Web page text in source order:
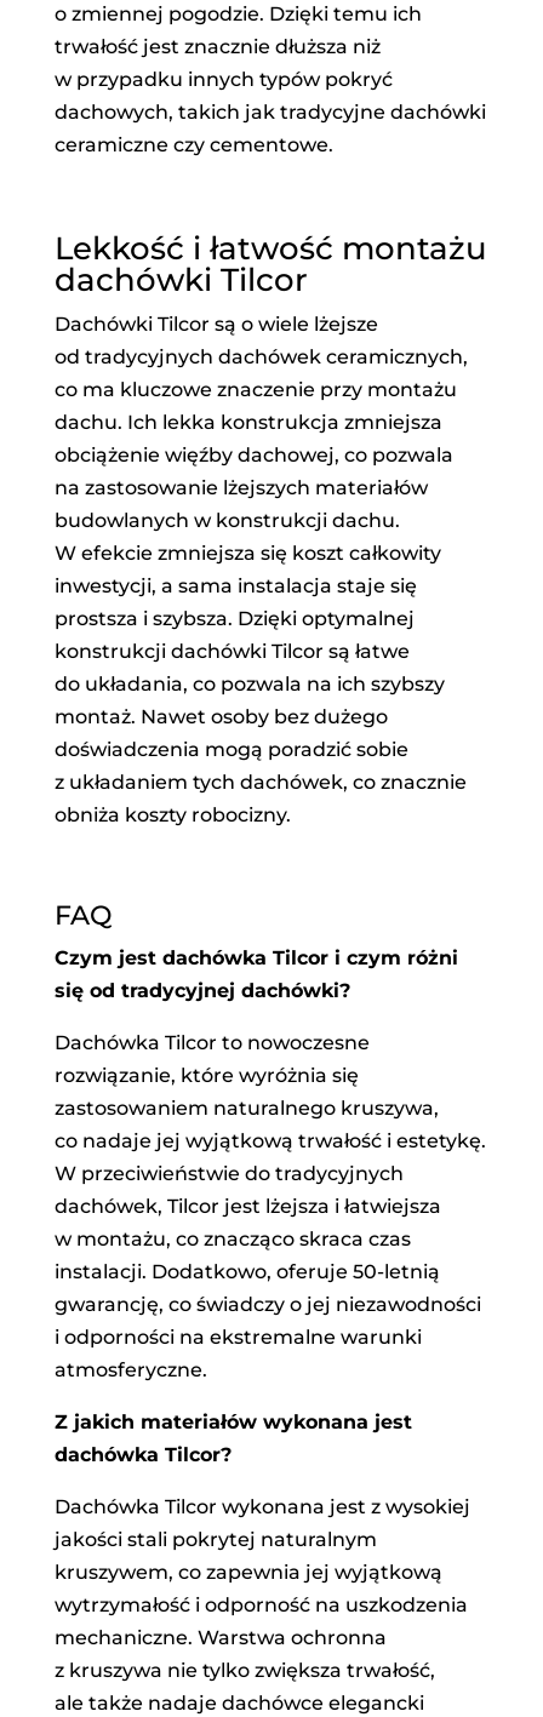
o zmiennej pogodzie. Dzięki temu ich
trwałość jest znacznie dłuższa niż
w przypadku innych typów pokryć
dachowych, takich jak tradycyjne dachówki
ceramiczne czy cementowe.
Lekkość i łatwość montażu
dachówki Tilcor
Dachówki Tilcor są o wiele lżejsze
od tradycyjnych dachówek ceramicznych,
co ma kluczowe znaczenie przy montażu
dachu. Ich lekka konstrukcja zmniejsza
obciążenie więźby dachowej, co pozwala
na zastosowanie lżejszych materiałów
budowlanych w konstrukcji dachu.
W efekcie zmniejsza się koszt całkowity
inwestycji, a sama instalacja staje się
prostsza i szybsza. Dzięki optymalnej
konstrukcji dachówki Tilcor są łatwe
do układania, co pozwala na ich szybszy
montaż. Nawet osoby bez dużego
doświadczenia mogą poradzić sobie
z układaniem tych dachówek, co znacznie
obniża koszty robocizny.
FAQ
Czym jest dachówka Tilcor i czym różni
się od tradycyjnej dachówki?
Dachówka Tilcor to nowoczesne
rozwiązanie, które wyróżnia się
zastosowaniem naturalnego kruszywa,
co nadaje jej wyjątkową trwałość i estetykę.
W przeciwieństwie do tradycyjnych
dachówek, Tilcor jest lżejsza i łatwiejsza
w montażu, co znacząco skraca czas
instalacji. Dodatkowo, oferuje 50-letnią
gwarancję, co świadczy o jej niezawodności
i odporności na ekstremalne warunki
atmosferyczne.
Z jakich materiałów wykonana jest
dachówka Tilcor?
Dachówka Tilcor wykonana jest z wysokiej
jakości stali pokrytej naturalnym
kruszywem, co zapewnia jej wyjątkową
wytrzymałość i odporność na uszkodzenia
mechaniczne. Warstwa ochronna
z kruszywa nie tylko zwiększa trwałość,
ale także nadaje dachówce elegancki